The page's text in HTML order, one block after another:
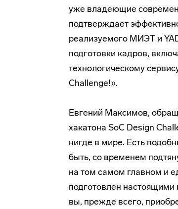
уже владеющие
подтверждает
реализуемого МИЭТ и
подготовки кадров,
технологическому
Challenge!».
Евгений Максимов,
хакатона SoC Design
нигде в мире. Есть
быть, со временем
на том самом главном и
подготовлен настоящими
вы, прежде всего,